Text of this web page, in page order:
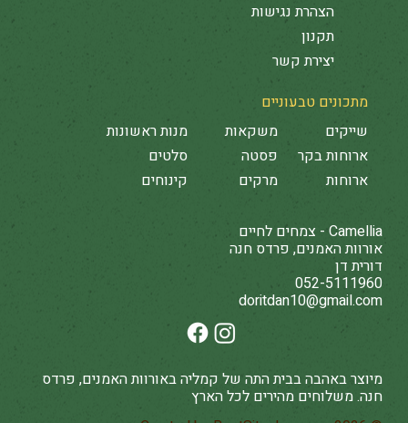
הצהרת נגישות
תקנון
יצירת קשר
מתכונים טבעוניים
שייקים
משקאות
מנות ראשונות
ארוחות בקר
פסטה
סלטים
ארוחות
מרקים קינוחים
Camellia - צמחים לחיים
אורוות האמנים, פרדס חנה
דורית דן
052-5111960
doritdan10@gmail.com
מיוצר באהבה בבית התה של קמליה באורוות האמנים, פרדס
חנה. משלוחים מהירים לכל הארץ